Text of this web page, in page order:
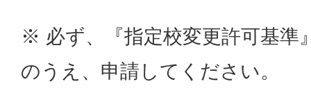
※ 必ず、『指定校変更許可基準
のうえ、申請してください。